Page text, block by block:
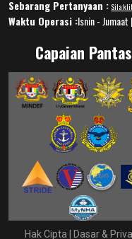
Sebarang Pertanyaan : Sila
Waktu Operasi :Isnin -
Capaian Pantas
Hak Cipta | Dasar &